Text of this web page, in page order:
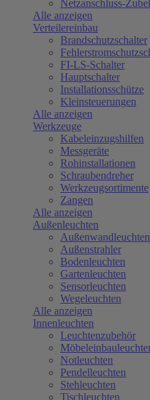
Netzanschluss-
Alle anzeigen
Verteilereinbau
Brandschutzschalter
FI-LS-Schalter
Hauptschalter
Installationsschütze
Kleinsteuerungen
Alle anzeigen
Werkzeuge
Kabeleinzugshilfen
Messgeräte
Rohinstallationen
Schraubendreher
Werkzeugsortimente
Zangen
Alle anzeigen
Außenleuchten
Außenwandleuchten
Außenstrahler
Bodenleuchten
Gartenleuchten
Sensorleuchten
Wegeleuchten
Alle anzeigen
Innenleuchten
Leuchtenzubehör
Notleuchten
Pendelleuchten
Stehleuchten
Tischleuchten